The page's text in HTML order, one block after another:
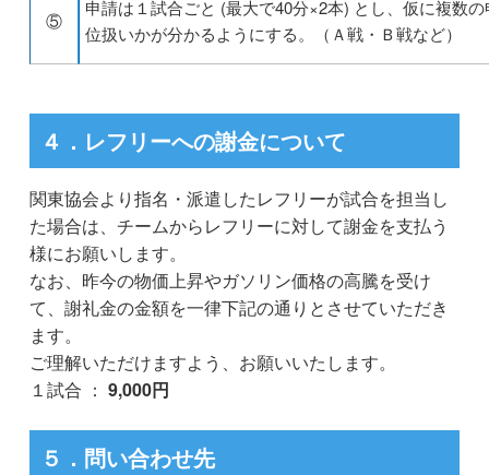
⑤
申請は１試合ごと (最大で40分×2本) とし、仮に複数
位扱いかが分かるようにする。（Ａ戦・Ｂ戦など）
４．レフリーへの謝金について
関東協会より指名・派遣したレフリーが試合を担当し
た場合は、チームからレフリーに対して謝金を支払う
様にお願いします。
なお、昨今の物価上昇やガソリン価格の高騰を受け
て、謝礼金の金額を一律下記の通りとさせていただき
ます。
ご理解いただけますよう、お願いいたします。
１試合 ： 9,000円
５．問い合わせ先